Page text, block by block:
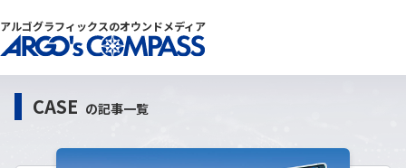
アルゴグラフィックスのオウンドメディア
CASE の記事一覧